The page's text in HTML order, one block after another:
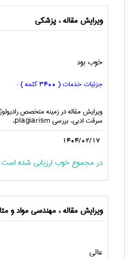
ویرایش مقاله ، پزشكی
خوب بود
جزئیات خدمات ( 3400کلمه ) :
ویرایش مقاله در زمینه متخصص
سرقت ادبی، بررسی plagiarism،
1404/02/17
در مجموع خوب ارزیابی شده است
ویرایش مقاله ، مهندسی مواد و
عالی